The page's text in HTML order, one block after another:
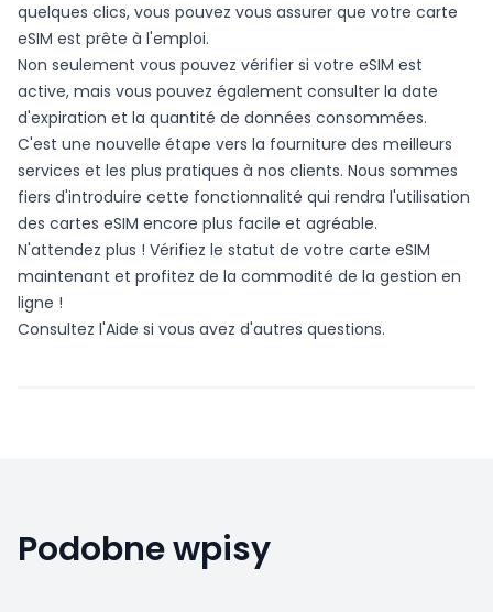
quelques clics, vous pouvez vous assurer que votre carte
eSIM est prête à l'emploi.
Non seulement vous pouvez vérifier si votre eSIM est
active, mais vous pouvez également consulter la date
d'expiration et la quantité de données consommées.
C'est une nouvelle étape vers la fourniture des meilleurs
services et les plus pratiques à nos clients. Nous sommes
fiers d'introduire cette fonctionnalité qui rendra l'utilisation
des cartes eSIM encore plus facile et agréable.
N'attendez plus ! Vérifiez le statut de votre carte eSIM
maintenant et profitez de la commodité de la gestion en
ligne !
Consultez l'Aide si vous avez d'autres questions.
Podobne wpisy